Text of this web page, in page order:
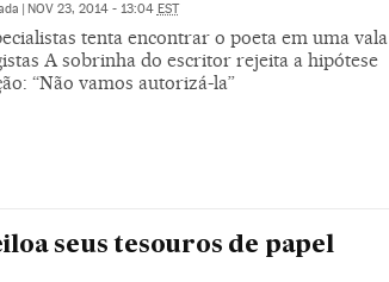
NOV 23, 2014 - 13:04 EST
tenta encontrar o poeta em uma vala
A sobrinha do escritor rejeita a hipótese
“Não vamos autorizá-la”
seus tesouros de papel